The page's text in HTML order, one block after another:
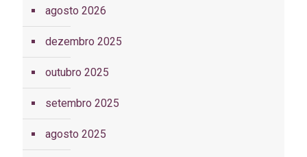
agosto 2026
dezembro 2025
outubro 2025
setembro 2025
agosto 2025